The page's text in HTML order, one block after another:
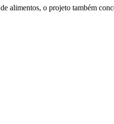
alimentos, o projeto também